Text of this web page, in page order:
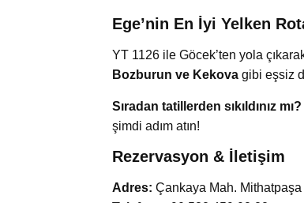
Ege’nin En İyi Yelken
YT 1126 ile Göcek’ten yola
Bozburun ve Kekova gibi eşsiz
Sıradan tatillerden sıkıldınız mı?
şimdi adım atın!
Rezervasyon & İletişim
Adres: Çankaya Mah.